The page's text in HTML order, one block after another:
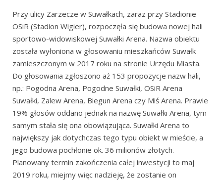
Przy ulicy Zarzecze w Suwałkach, zaraz przy Stadionie
OSiR (Stadion Wigier), rozpoczęła się budowa nowej hali
sportowo-widowiskowej Suwałki Arena. Nazwa obiektu
została wyłoniona w głosowaniu mieszkańców Suwałk
zamieszczonym w 2017 roku na stronie Urzędu Miasta.
Do głosowania zgłoszono aż 153 propozycje nazw hali,
np.: Pogodna Arena, Pogodne Suwałki, OSiR Arena
Suwałki, Zalew Arena, Biegun Arena czy Miś Arena. Prawie
19% głosów oddano jednak na nazwę Suwałki Arena, tym
samym stała się ona obowiązująca. Suwałki Arena to
największy jak dotychczas tego typu obiekt w mieście, a
jego budowa pochłonie ok. 36 milionów złotych.
Planowany termin zakończenia całej inwestycji to maj
2019 roku, miejmy więc nadzieję, że zostanie on